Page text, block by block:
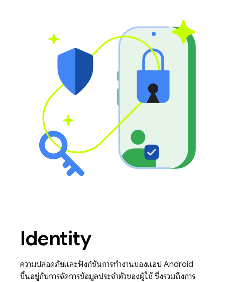
Identity
ความปลอดภัยและฟังก์ชันการทำงานของแอป Android
ขึ้นอยู่กับการจัดการข้อมูลประจำตัวของผู้ใช้ ซึ่งรวมถึงการ